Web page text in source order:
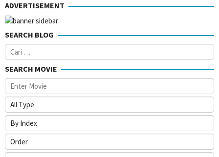
ADVERTISEMENT
SEARCH BLOG
Cari
untuk:
SEARCH MOVIE